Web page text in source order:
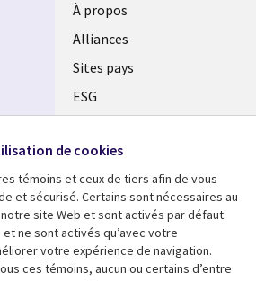
À propos
Alliances
Sites pays
ESG
Fusions
Salle de presse
Support
de cookies
témoins et ceux de tiers afin de vous
et sécurisé. Certains sont nécessaires au
site Web et sont activés par défaut.
ne sont activés qu’avec votre
votre expérience de navigation.
ces témoins, aucun ou certains d’entre